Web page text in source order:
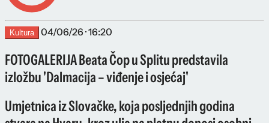
Kultura 04/06/26 · 16:20
FOTOGALERIJA Beata Čop u Splitu predstavila
izložbu 'Dalmacija – viđenje i osjećaj'
Umjetnica iz Slovačke, koja posljednjih godina